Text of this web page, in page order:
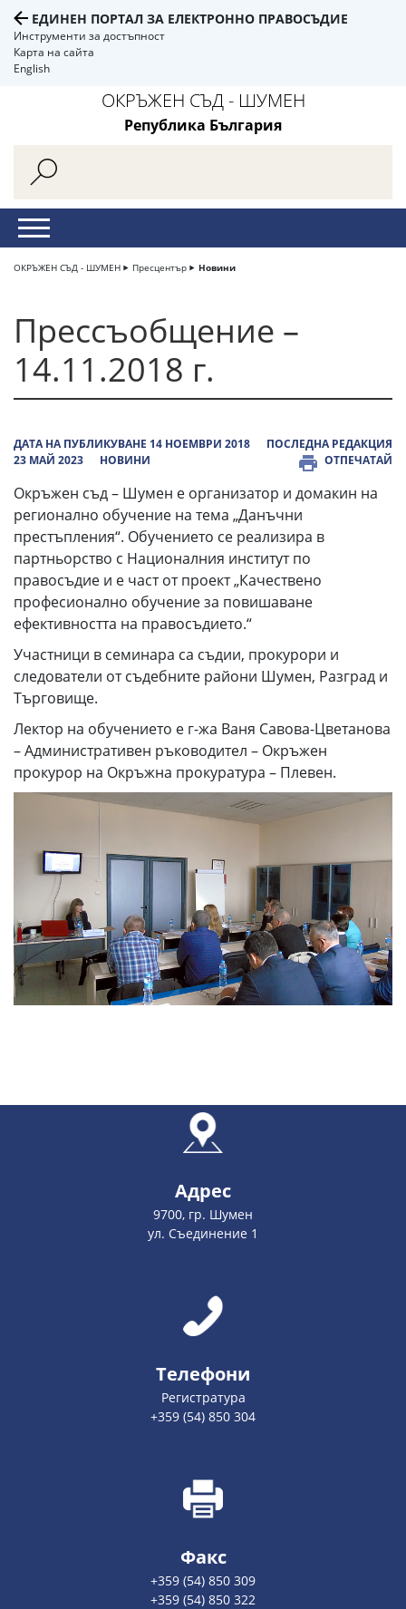
ЕДИНЕН ПОРТАЛ ЗА ЕЛЕКТРОННО ПРАВОСЪДИЕ
Инструменти за достъпност
Карта на сайта
English
ОКРЪЖЕН СЪД - ШУМЕН
Република България
ОКРЪЖЕН СЪД - ШУМЕН Пресцентър Новини
Прессъобщение –
14.11.2018 г.
ДАТА НА ПУБЛИКУВАНЕ 14 НОЕМВРИ 2018
ПОСЛЕДНА РЕДАКЦИЯ
23 МАЙ 2023
НОВИНИ ОТПЕЧАТАЙ
Окръжен съд – Шумен е организатор и домакин на
регионално обучение на тема „Данъчни
престъпления“. Обучението се реализира в
партньорство с Националния институт по
правосъдие и е част от проект „Качествено
професионално обучение за повишаване
ефективността на правосъдието.“
Участници в семинара са съдии, прокурори и
следователи от съдебните райони Шумен, Разград и
Търговище.
Лектор на обучението е г-жа Ваня Савова-Цветанова
– Административен ръководител – Окръжен
прокурор на Окръжна прокуратура – Плевен.
Адрес
9700, гр. Шумен
ул. Съединение 1
Телефони
Регистратура
+359 (54) 850 304
Факс
+359 (54) 850 309
+359 (54) 850 322